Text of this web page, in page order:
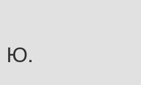
Ю.